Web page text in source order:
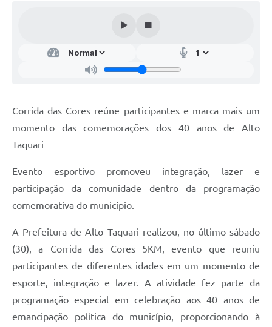
Corrida das Cores reúne participantes e marca mais um
momento das comemorações dos 40 anos de Alto
Taquari
Evento esportivo promoveu integração, lazer e
participação da comunidade dentro da programação
comemorativa do município.
A Prefeitura de Alto Taquari realizou, no último sábado
(30), a Corrida das Cores 5KM, evento que reuniu
participantes de diferentes idades em um momento de
esporte, integração e lazer. A atividade fez parte da
programação especial em celebração aos 40 anos de
emancipação política do município, proporcionando à